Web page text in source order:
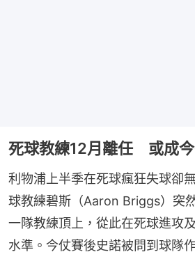
死球教練12月離任 或成
利物浦上半季在死球瘋狂失球卻
球教練碧斯（Aaron Briggs）突
一隊教練頂上，從此在死球進攻
水準。今仗賽後史諾被問到球隊